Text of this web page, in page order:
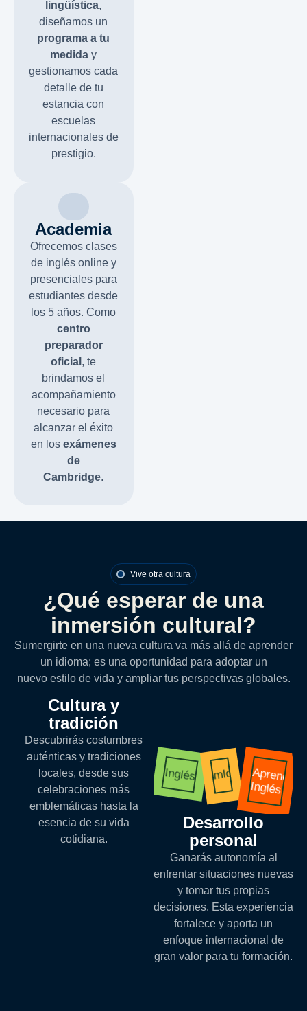
lingüística,
diseñamos un
programa a tu
mediday
gestionamos cada
detalle de tu
estancia con
escuelas
internacionales de
prestigio.
Academia
Ofrecemos clases
de inglés online y
presenciales para
estudiantes desde
los 5 años. Como
centro
preparador
oficial , te
brindamos el
acompañamiento
necesario para
alcanzar el éxito
en los exámenes
de
Cambridge.
¿Qué esperar de una
inmersión cultural?
Vive otra cultura
Sumergirte en una nueva cultura va más allá de aprender
un idioma; es una oportunidad para adoptar un
nuevo estilo de vida y ampliar tus perspectivas globales.
Cultura y
tradición
Descubrirás costumbres
auténticas y tradiciones
locales, desde sus
celebraciones más
emblemáticas hasta la
esencia de su vida
cotidiana.
Inglés mlq Aprender
Inglés
Desarrollo
personal
Ganarás autonomía al
enfrentar situaciones nuevas
y tomar tus propias
decisiones. Esta experiencia
fortalece y aporta un
enfoque internacional de
gran valor para tu formación.